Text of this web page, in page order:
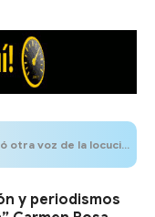
y periodismos merideño con “Mucha Química” Carmen Rosa Prato
y periodismos